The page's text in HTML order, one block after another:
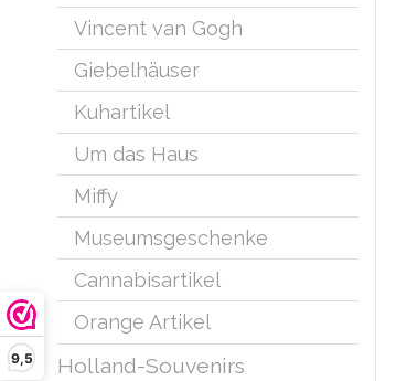
9,5
Vincent van Gogh
Giebelhäuser
Kuhartikel
Um das Haus
Miffy
Museumsgeschenke
Cannabisartikel
Orange Artikel
Holland-Souvenirs